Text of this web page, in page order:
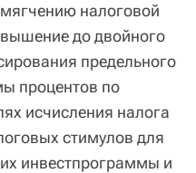
налоговой
до двойного
предельного
процентов по
исчисления налога
стимулов для
инвестпрограммы и